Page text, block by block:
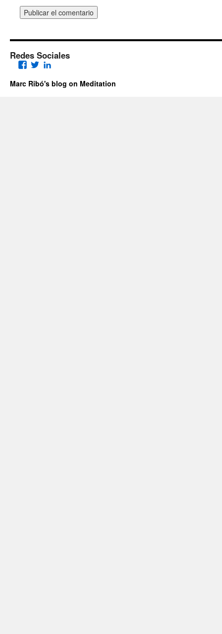
Redes Sociales
Facebook
Twitter
Marc Ribó's blog on Meditation